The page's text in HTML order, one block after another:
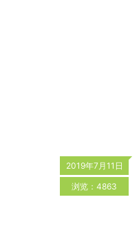
2019年7月11日
浏览：4863